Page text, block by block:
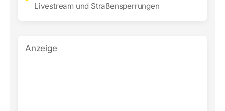
Livestream und Straßensperrungen
Anzeige